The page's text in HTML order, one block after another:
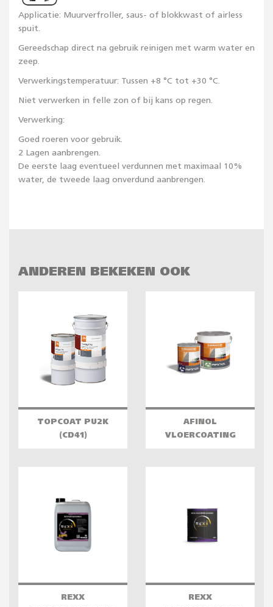
Applicatie: Muurverfroller, saus- of blokkwast of airless
spuit.
Gereedschap direct na gebruik reinigen met warm water en
zeep.
Verwerkingstemperatuur: Tussen +8 °C tot +30 °C.
Niet verwerken in felle zon of bij kans op regen.
Verwerking:
Goed roeren voor gebruik.
2 Lagen aanbrengen.
De eerste laag eventueel verdunnen met maximaal 10%
water, de tweede laag onverdund aanbrengen.
ANDEREN BEKEKEN OOK
TOPCOAT PU2K
(CD41)
AFINOL
VLOERCOATING
REXX
REXX